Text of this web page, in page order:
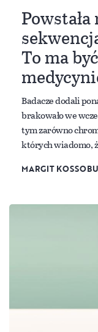
To ma
Badacze dodali
brakowało we
tym zarówno
których wiadomo,
MARGIT